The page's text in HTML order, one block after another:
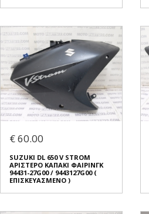
€ 60.00
SUZUKI DL 650 V STROM
ΑΡΙΣΤΕΡΟ ΚΑΠΑΚΙ ΦΑΙΡΙΝΓΚ
94431-27G00 / 9443127G00 (
ΕΠΙΣΚΕΥΑΣΜΕΝΟ )